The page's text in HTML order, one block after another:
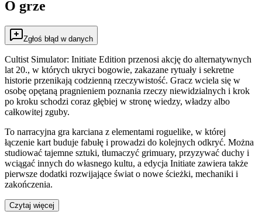
O grze
Zgłoś błąd w danych
Cultist Simulator: Initiate Edition przenosi akcję do alternatywnych
lat 20., w których ukryci bogowie, zakazane rytuały i sekretne
historie przenikają codzienną rzeczywistość. Gracz wciela się w
osobę opętaną pragnieniem poznania rzeczy niewidzialnych i krok
po kroku schodzi coraz głębiej w stronę wiedzy, władzy albo
całkowitej zguby.
To narracyjna gra karciana z elementami roguelike, w której
łączenie kart buduje fabułę i prowadzi do kolejnych odkryć. Można
studiować tajemne sztuki, tłumaczyć grimuary, przyzywać duchy i
wciągać innych do własnego kultu, a edycja Initiate zawiera także
pierwsze dodatki rozwijające świat o nowe ścieżki, mechaniki i
zakończenia.
Czytaj więcej